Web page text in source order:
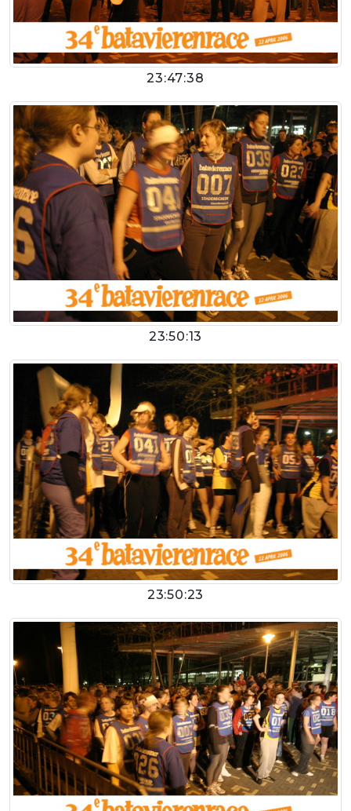
23:47:38
23:50:13
23:50:23